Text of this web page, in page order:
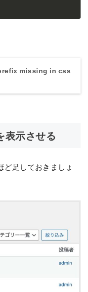
missing in css
表示させる
足しておきましょ